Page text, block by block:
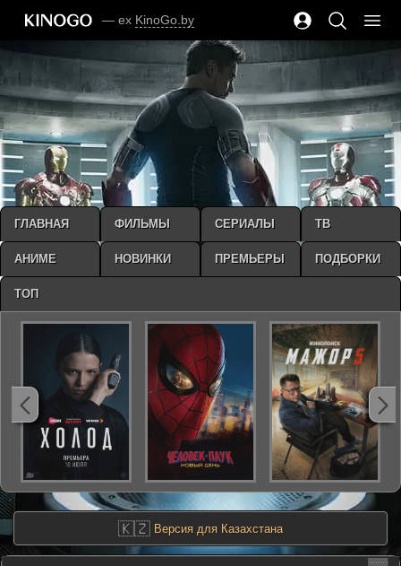
— ex KinoGo.by
🇰🇿 Версия для Казахстана
ГЛАВНАЯ ФИЛЬМЫ СЕРИАЛЫ ТВ
АНИМЕ НОВИНКИ ПРЕМЬЕРЫ ПОДБОРКИ
ТОП